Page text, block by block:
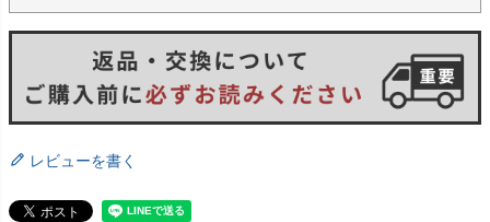
レビューを書く